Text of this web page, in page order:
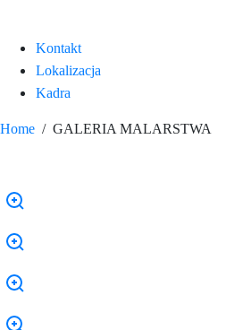
Kontakt
Lokalizacja
Kadra
Home GALERIA MALARSTWA